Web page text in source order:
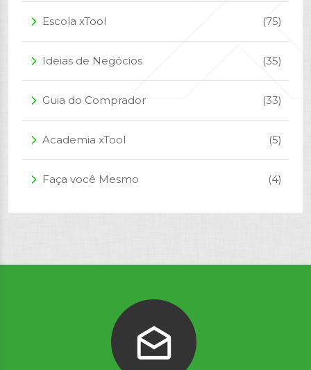
arrow_forward_ios Escola xTool (75)
arrow_forward_ios Ideias de Negócios (35)
arrow_forward_ios Guia do Comprador (33)
arrow_forward_ios Academia xTool (5)
arrow_forward_ios Faça você Mesmo (4)